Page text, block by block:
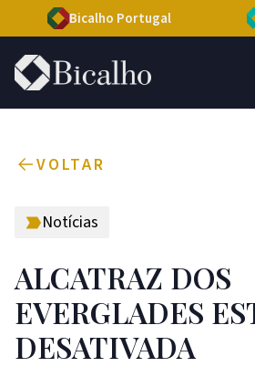
Bicalho Portugal
VOLTAR
Notícias
ALCATRAZ DOS
EVERGLADES
DESATIVADA